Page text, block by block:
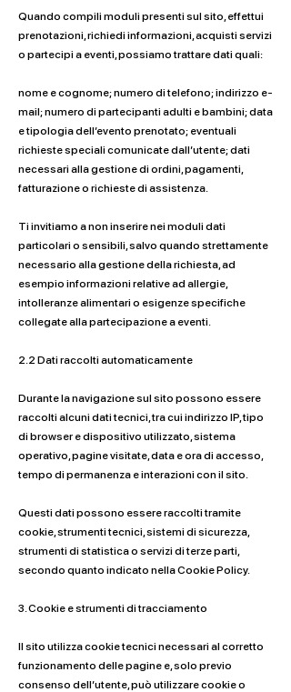
Quando compili moduli presenti sul sito, effettui
prenotazioni, richiedi informazioni, acquisti servizi
o partecipi a eventi, possiamo trattare dati quali:
nome e cognome; numero di telefono; indirizzo e-
mail; numero di partecipanti adulti e bambini; data
e tipologia dell’evento prenotato; eventuali
richieste speciali comunicate dall’utente; dati
necessari alla gestione di ordini, pagamenti,
fatturazione o richieste di assistenza.
Ti invitiamo a non inserire nei moduli dati
particolari o sensibili, salvo quando strettamente
necessario alla gestione della richiesta, ad
esempio informazioni relative ad allergie,
intolleranze alimentari o esigenze specifiche
collegate alla partecipazione a eventi.
2.2 Dati raccolti automaticamente
Durante la navigazione sul sito possono essere
raccolti alcuni dati tecnici, tra cui indirizzo IP, tipo
di browser e dispositivo utilizzato, sistema
operativo, pagine visitate, data e ora di accesso,
tempo di permanenza e interazioni con il sito.
Questi dati possono essere raccolti tramite
cookie, strumenti tecnici, sistemi di sicurezza,
strumenti di statistica o servizi di terze parti,
secondo quanto indicato nella Cookie Policy.
3. Cookie e strumenti di tracciamento
Il sito utilizza cookie tecnici necessari al corretto
funzionamento delle pagine e, solo previo
consenso dell’utente, può utilizzare cookie o